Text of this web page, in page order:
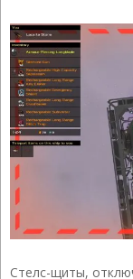
Стелс-щиты,